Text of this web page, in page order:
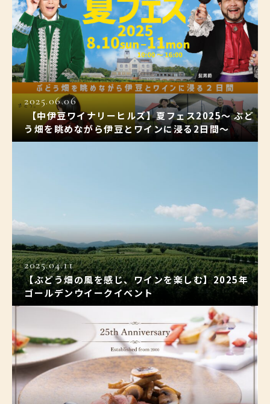
2025.06.06
【中伊豆ワイナリーヒルズ】夏フェス2025〜 ぶど
う畑を眺めながら伊豆とワインに浸る2日間〜
2025.04.11
【ぶどう畑の風を感じ、ワインを楽しむ】2025年
ゴールデンウイークイベント